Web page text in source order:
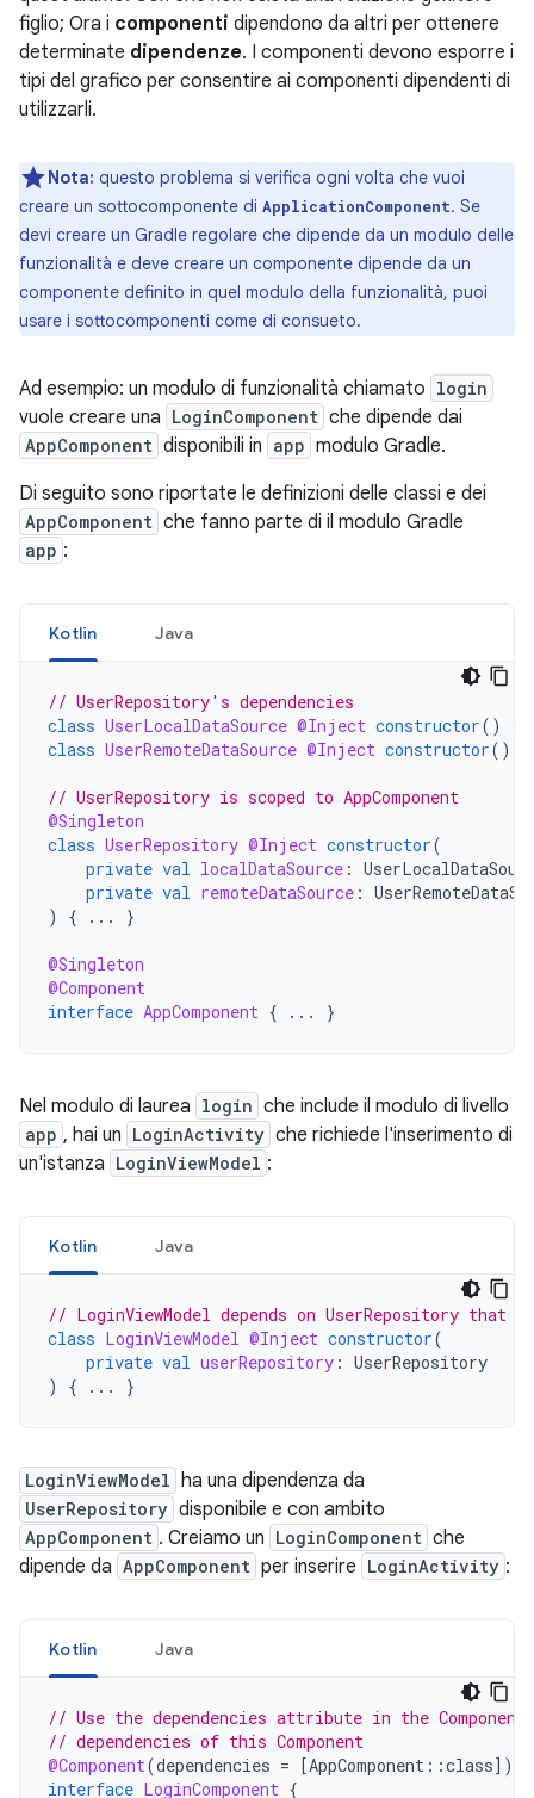
figlio; Ora i componenti dipendono da altri per ottenere
determinate dipendenze. I componenti devono esporre i
tipi del grafico per consentire ai componenti dipendenti di
utilizzarli.
Nota: questo problema si verifica ogni volta che vuoi
creare un sottocomponente di ApplicationComponent. Se
devi creare un Gradle regolare che dipende da un modulo delle
funzionalità e deve creare un componente dipende da un
componente definito in quel modulo della funzionalità, puoi
usare i sottocomponenti come di consueto.
Ad esempio: un modulo di funzionalità chiamato login
vuole creare una LoginComponent che dipende dai
AppComponent disponibili in app modulo Gradle.
Di seguito sono riportate le definizioni delle classi e dei
AppComponent che fanno parte di il modulo Gradle
app :
Kotlin Java
// UserRepository's dependencies
class UserLocalDataSource @Inject constructor() {
class UserRemoteDataSource @Inject constructor()
// UserRepository is scoped to AppComponent
@Singleton
class UserRepository @Inject constructor(
private val localDataSource :
private val remoteDataSource :
)
{ ... }
@Singleton
@Component
interface AppComponent { ... }
Nel modulo di laurea login che include il modulo di livello
app , hai un LoginActivity che richiede l'inserimento di
un'istanza LoginViewModel :
Kotlin Java
// LoginViewModel depends on UserRepository that is
class LoginViewModel @Inject constructor(
private val userRepository : UserRepository
)
{ ... }
LoginViewModel ha una dipendenza da
UserRepository disponibile e con ambito
AppComponent . Creiamo un LoginComponent che
dipende da AppComponent per inserire LoginActivity :
Kotlin Java
// Use the dependencies attribute in the
// dependencies of this Component
@Component(dependencies = [AppComponent ::class] )
interface LoginComponent {